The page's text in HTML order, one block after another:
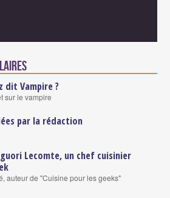
dit Vampire ?
sur le vampire
par la rédaction
Lecomte, un chef cuisinier
auteur de "Cuisine pour les geeks"